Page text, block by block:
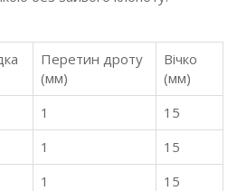
Перетин дроту
(мм)
Вічко
(мм)
1
15
1
15
1
15